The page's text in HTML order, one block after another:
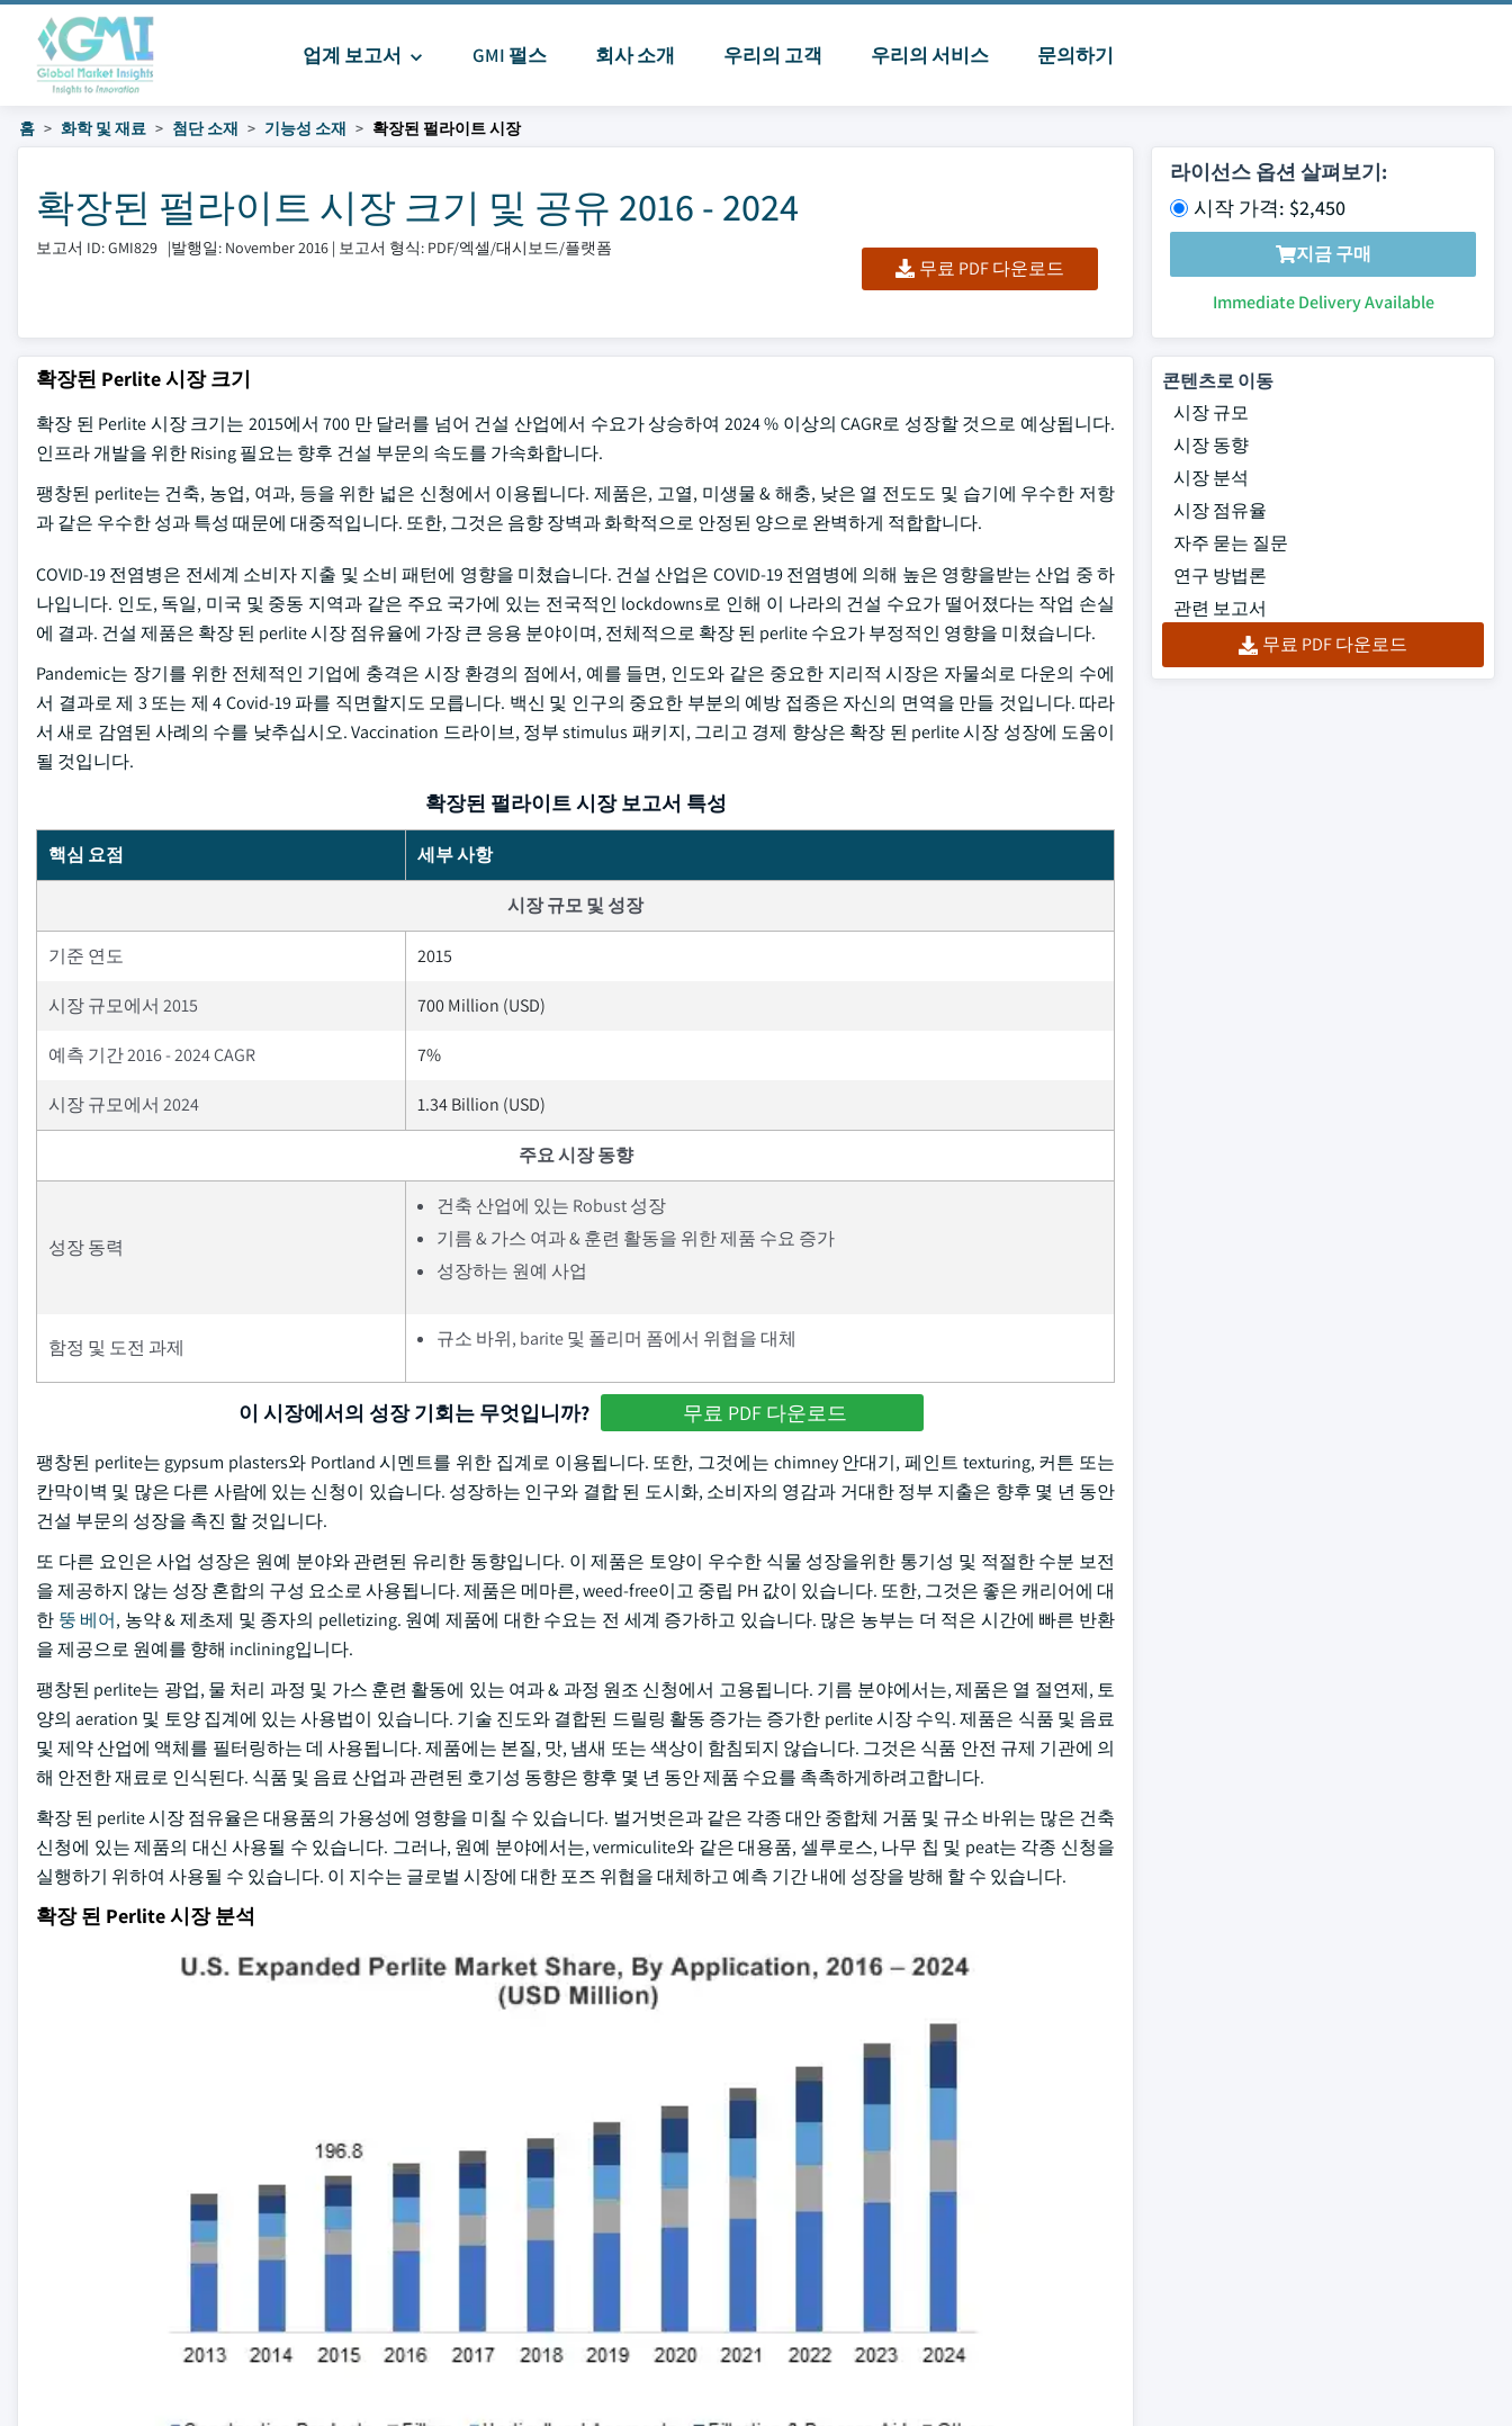
업계 보고서 GMI 펄스 회사 소개 우리의 고객 우리의 서비스 문의하기
홈 화학 및 재료 첨단 소재 기능성 소재 확장된 펄라이트 시장
확장된 펄라이트 시장 크기 및 공유 2016 - 2024
보고서 ID: GMI829 |발행일: November 2016 | 보고서 형식: PDF/엑셀/대시보드/플랫폼
무료 PDF 다운로드
라이선스 옵션 살펴보기:
시작 가격: $2,450
지금 구매
Immediate Delivery Available
확장된 Perlite 시장 크기
확장 된 Perlite 시장 크기는 2015에서 700 만 달러를 넘어 건설 산업에서 수요가 상승하여 2024 % 이상의 CAGR로 성장할 것으로 예상됩니다.
인프라 개발을 위한 Rising 필요는 향후 건설 부문의 속도를 가속화합니다.
팽창된 perlite는 건축, 농업, 여과, 등을 위한 넓은 신청에서 이용됩니다. 제품은, 고열, 미생물 & 해충, 낮은 열 전도도 및 습기에 우수한 저항
과 같은 우수한 성과 특성 때문에 대중적입니다. 또한, 그것은 음향 장벽과 화학적으로 안정된 양으로 완벽하게 적합합니다.
COVID-19 전염병은 전세계 소비자 지출 및 소비 패턴에 영향을 미쳤습니다. 건설 산업은 COVID-19 전염병에 의해 높은 영향을받는 산업 중 하
나입니다. 인도, 독일, 미국 및 중동 지역과 같은 주요 국가에 있는 전국적인 lockdowns로 인해 이 나라의 건설 수요가 떨어졌다는 작업 손실
에 결과. 건설 제품은 확장 된 perlite 시장 점유율에 가장 큰 응용 분야이며, 전체적으로 확장 된 perlite 수요가 부정적인 영향을 미쳤습니다.
Pandemic는 장기를 위한 전체적인 기업에 충격은 시장 환경의 점에서, 예를 들면, 인도와 같은 중요한 지리적 시장은 자물쇠로 다운의 수에
서 결과로 제 3 또는 제 4 Covid-19 파를 직면할지도 모릅니다. 백신 및 인구의 중요한 부분의 예방 접종은 자신의 면역을 만들 것입니다. 따라
서 새로 감염된 사례의 수를 낮추십시오. Vaccination 드라이브, 정부 stimulus 패키지, 그리고 경제 향상은 확장 된 perlite 시장 성장에 도움이
될 것입니다.
확장된 펄라이트 시장 보고서 특성
핵심 요점 세부 사항
시장 규모 및 성장
기준 연도 2015
시장 규모에서 2015 700 Million (USD)
예측 기간 2016 - 2024 CAGR 7%
시장 규모에서 2024 1.34 Billion (USD)
주요 시장 동향
성장 동력
건축 산업에 있는 Robust 성장
기름 & 가스 여과 & 훈련 활동을 위한 제품 수요 증가
성장하는 원예 사업
함정 및 도전 과제 규소 바위, barite 및 폴리머 폼에서 위협을 대체
이 시장에서의 성장 기회는 무엇입니까? 무료 PDF 다운로드
팽창된 perlite는 gypsum plasters와 Portland 시멘트를 위한 집계로 이용됩니다. 또한, 그것에는 chimney 안대기, 페인트 texturing, 커튼 또는
칸막이벽 및 많은 다른 사람에 있는 신청이 있습니다. 성장하는 인구와 결합 된 도시화, 소비자의 영감과 거대한 정부 지출은 향후 몇 년 동안
건설 부문의 성장을 촉진 할 것입니다.
또 다른 요인은 사업 성장은 원예 분야와 관련된 유리한 동향입니다. 이 제품은 토양이 우수한 식물 성장을위한 통기성 및 적절한 수분 보전
을 제공하지 않는 성장 혼합의 구성 요소로 사용됩니다. 제품은 메마른, weed-free이고 중립 PH 값이 있습니다. 또한, 그것은 좋은 캐리어에 대
한 뚱 베어, 농약 & 제초제 및 종자의 pelletizing. 원예 제품에 대한 수요는 전 세계 증가하고 있습니다. 많은 농부는 더 적은 시간에 빠른 반환
을 제공으로 원예를 향해 inclining입니다.
팽창된 perlite는 광업, 물 처리 과정 및 가스 훈련 활동에 있는 여과 & 과정 원조 신청에서 고용됩니다. 기름 분야에서는, 제품은 열 절연제, 토
양의 aeration 및 토양 집계에 있는 사용법이 있습니다. 기술 진도와 결합된 드릴링 활동 증가는 증가한 perlite 시장 수익. 제품은 식품 및 음료
및 제약 산업에 액체를 필터링하는 데 사용됩니다. 제품에는 본질, 맛, 냄새 또는 색상이 함침되지 않습니다. 그것은 식품 안전 규제 기관에 의
해 안전한 재료로 인식된다. 식품 및 음료 산업과 관련된 호기성 동향은 향후 몇 년 동안 제품 수요를 촉촉하게하려고합니다.
확장 된 perlite 시장 점유율은 대용품의 가용성에 영향을 미칠 수 있습니다. 벌거벗은과 같은 각종 대안 중합체 거품 및 규소 바위는 많은 건축
신청에 있는 제품의 대신 사용될 수 있습니다. 그러나, 원예 분야에서는, vermiculite와 같은 대용품, 셀루로스, 나무 칩 및 peat는 각종 신청을
실행하기 위하여 사용될 수 있습니다. 이 지수는 글로벌 시장에 대한 포즈 위협을 대체하고 예측 기간 내에 성장을 방해 할 수 있습니다.
확장 된 Perlite 시장 분석
콘텐츠로 이동
시장 규모
시장 동향
시장 분석
시장 점유율
자주 묻는 질문
연구 방법론
관련 보고서
무료 PDF 다운로드